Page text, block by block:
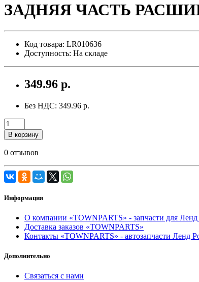
ЗАДНЯЯ ЧАСТЬ
Код товара: LR010636
Доступность: На складе
349.96 р.
Без НДС: 349.96 р.
В корзину
0 отзывов
Информация
О компании «TOWNPARTS» - запчасти для Ленд
Доставка заказов «TOWNPARTS»
Контакты «TOWNPARTS» - автозапчасти Ленд
Дополнительно
Связаться с нами